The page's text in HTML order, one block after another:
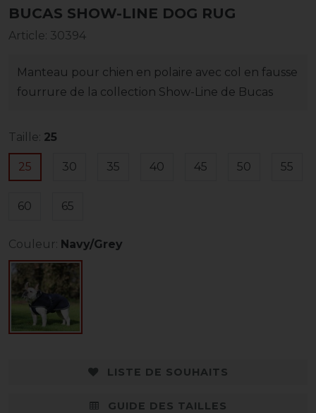
BUCAS SHOW-LINE DOG RUG
Article: 30394
Manteau pour chien en polaire avec col en fausse
fourrure de la collection Show-Line de Bucas
Taille: 25
25 30 35 40 45 50 55
60 65
Couleur: Navy/Grey
LISTE DE SOUHAITS
GUIDE DES TAILLES